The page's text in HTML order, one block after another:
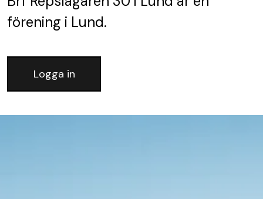
förening i Lund.
Logga in